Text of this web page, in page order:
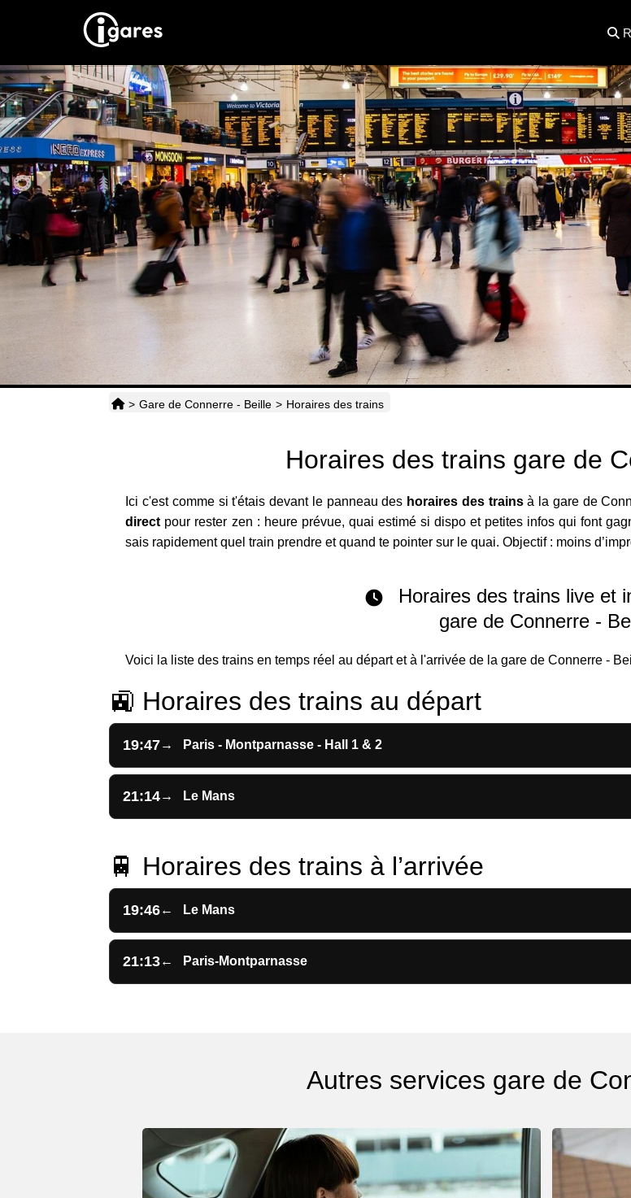
> Gare de Connerre - Beille > Horaires des trains
Horaires des trains gare de
Ici c'est comme si t'étais devant le panneau des horaires des trainsà la gare de
direct pour rester zen : heure prévue, quai estimé si dispo et petites infos qui font
sais rapidement quel train prendre et quand te pointer sur le quai. Objectif : moins
Horaires des trains live et
gare de Connerre -
Voici la liste des trains en temps réel au départ et à l'arrivée de la gare de Connerre -
🚉 Horaires des trains au départ
19:47→ Paris - Montparnasse - Hall 1 & 2
21:14→ Le Mans
🚆 Horaires des trains à l’arrivée
19:46← Le Mans
21:13← Paris-Montparnasse
Autres services gare de